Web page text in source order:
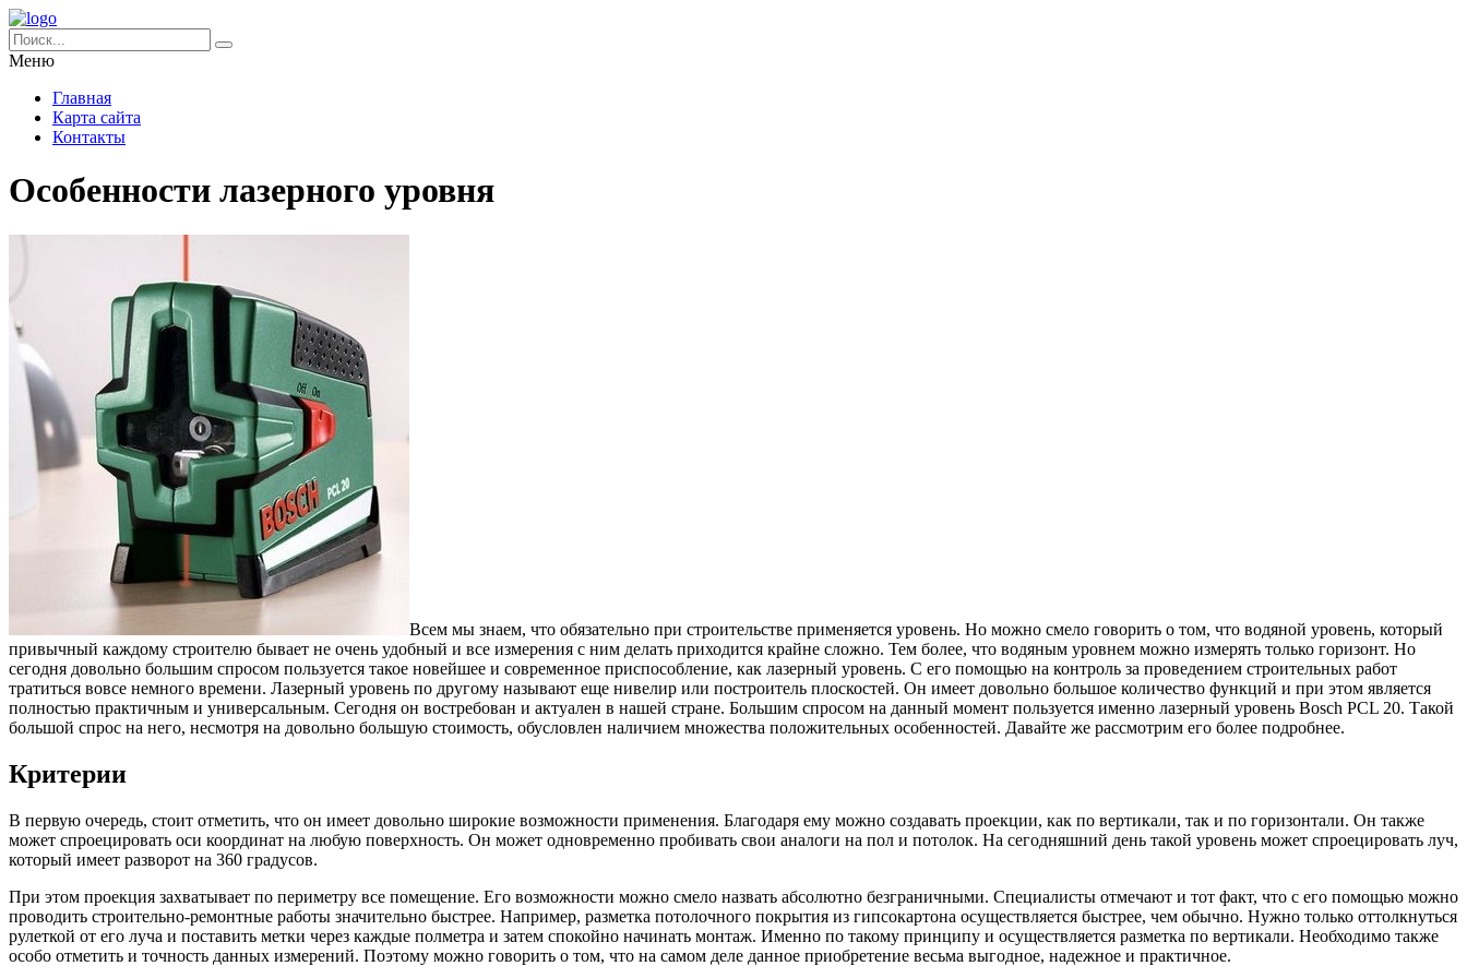
Меню
Главная
Карта сайта
Контакты
Особенности лазерного уровня
Всем мы знаем, что обязательно при строительстве применяется уровень. Но можно смело говорить о том, что водяной уровень, который
привычный каждому строителю бывает не очень удобный и все измерения с ним делать приходится крайне сложно. Тем более, что водяным уровнем можно измерять только горизонт. Но
сегодня довольно большим спросом пользуется такое новейшее и современное приспособление, как лазерный уровень. С его помощью на контроль за проведением строительных работ
тратиться вовсе немного времени. Лазерный уровень по другому называют еще нивелир или построитель плоскостей. Он имеет довольно большое количество функций и при этом является
полностью практичным и универсальным. Сегодня он востребован и актуален в нашей стране. Большим спросом на данный момент пользуется именно лазерный уровень Bosch PCL 20. Такой
большой спрос на него, несмотря на довольно большую стоимость, обусловлен наличием множества положительных особенностей. Давайте же рассмотрим его более подробнее.
Критерии
В первую очередь, стоит отметить, что он имеет довольно широкие возможности применения. Благодаря ему можно создавать проекции, как по вертикали, так и по горизонтали. Он также
может спроецировать оси координат на любую поверхность. Он может одновременно пробивать свои аналоги на пол и потолок. На сегодняшний день такой уровень может спроецировать луч,
который имеет разворот на 360 градусов.
При этом проекция захватывает по периметру все помещение. Его возможности можно смело назвать абсолютно безграничными. Специалисты отмечают и тот факт, что с его помощью можно
проводить строительно-ремонтные работы значительно быстрее. Например, разметка потолочного покрытия из гипсокартона осуществляется быстрее, чем обычно. Нужно только оттолкнуться
рулеткой от его луча и поставить метки через каждые полметра и затем спокойно начинать монтаж. Именно по такому принципу и осуществляется разметка по вертикали. Необходимо также
особо отметить и точность данных измерений. Поэтому можно говорить о том, что на самом деле данное приобретение весьма выгодное, надежное и практичное.